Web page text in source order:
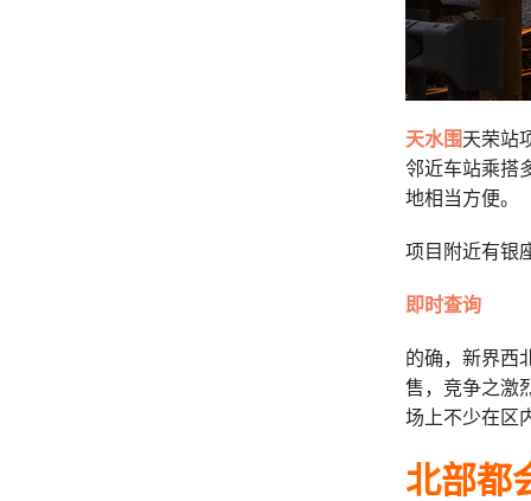
天水围天荣站
邻近车站乘搭
地相当方便。
项目附近有银
即时查询
的确，新界西
售，竞争之激
场上不少在区
北部都